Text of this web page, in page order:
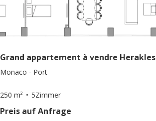
Grand appartement à vendre Herakles
Monaco - Port
250 m² 5Zimmer
Preis auf Anfrage